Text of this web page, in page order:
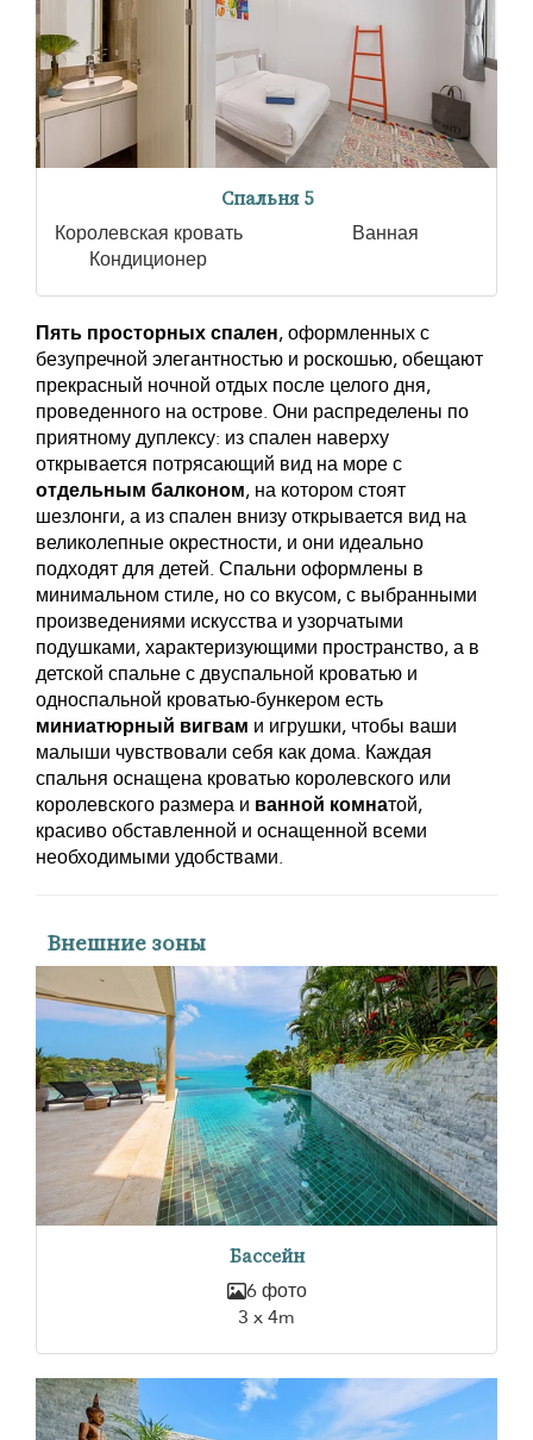
Спальня 5
Королевская кровать
Ванная
Кондиционер
Пять просторных спален, оформленных с
безупречной элегантностью и роскошью, обещают
прекрасный ночной отдых после целого дня,
проведенного на острове. Они распределены по
приятному дуплексу: из спален наверху
открывается потрясающий вид на море с
отдельным балконом, на котором стоят
шезлонги, а из спален внизу открывается вид на
великолепные окрестности, и они идеально
подходят для детей. Спальни оформлены в
минимальном стиле, но со вкусом, с выбранными
произведениями искусства и узорчатыми
подушками, характеризующими пространство, а в
детской спальне с двуспальной кроватью и
односпальной кроватью-бункером есть
миниатюрный вигвам и игрушки, чтобы ваши
малыши чувствовали себя как дома. Каждая
спальня оснащена кроватью королевского или
королевского размера и ванной комнатой,
красиво обставленной и оснащенной всеми
необходимыми удобствами.
Внешние зоны
Бассейн
6 фото
3 x 4m